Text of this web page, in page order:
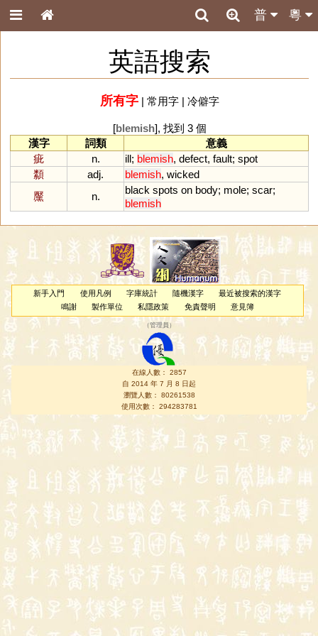
粵
普
英語搜索
所有字| 常用字| 冷僻字
[blemish], 找到 3 個
漢字
詞類
意義
疵
n. ill; blemish, defect, fault; spot
纇
adj. blemish, wicked
黶
n.
black spots on body; mole; scar;
blemish
新手入門 使用凡例 字庫統計 隨機漢字
最近被搜索的漢字
鳴謝
製作單位 私隱政策 免責聲明 意見簿
（管理員 ）
在線人數： 2857
自 2014 年 7 月 8 日起
瀏覽人數： 80261538
使用次數： 294283781